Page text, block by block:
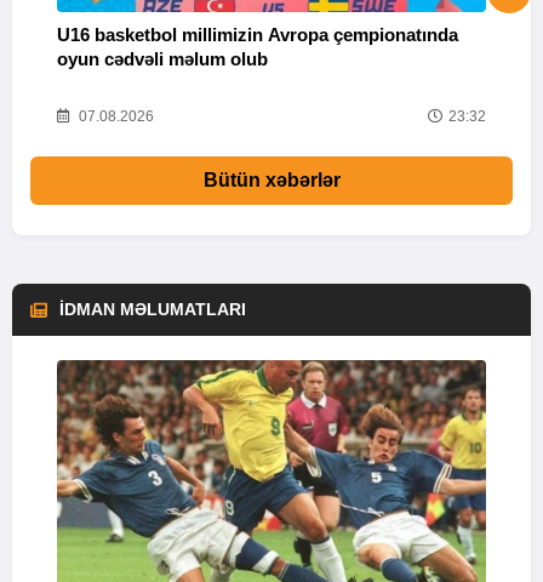
U16 basketbol millimizin Avropa çempionatında
oyun cədvəli məlum olub
07.08.2026 23:32
Bütün xəbərlər
İDMAN MƏLUMATLARI